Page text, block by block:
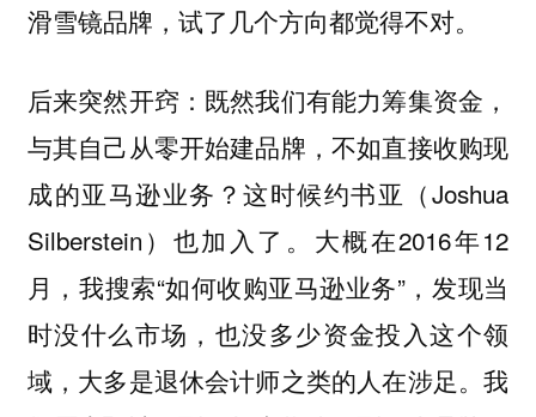
滑雪镜品牌，试了几个方向都觉得不对。
后来突然开窍：既然我们有能力筹集资金，
与其自己从零开始建品牌，不如直接收购现
成的亚马逊业务？这时候约书亚（Joshua
Silberstein）也加入了。大概在2016年12
月，我搜索“如何收购亚马逊业务”，发现当
时没什么市场，也没多少资金投入这个领
域，大多是退休会计师之类的人在涉足。我